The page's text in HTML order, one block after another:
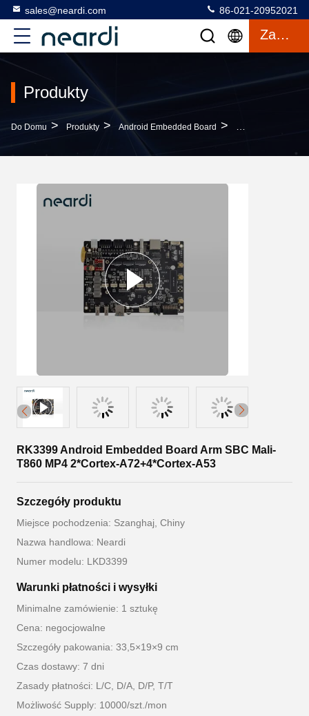
sales@neardi.com 86-021-20952021
Zacytować
Produkty
Do Domu > Produkty > Android Embedded Board > RK3399 Android
RK3399 Android Embedded Board Arm SBC Mali-
T860 MP4 2*Cortex-A72+4*Cortex-A53
Szczegóły produktu
Miejsce pochodzenia: Szanghaj, Chiny
Nazwa handlowa: Neardi
Numer modelu: LKD3399
Warunki płatności i wysyłki
Minimalne zamówienie: 1 sztukę
Cena: negocjowalne
Szczegóły pakowania: 33,5×19×9 cm
Czas dostawy: 7 dni
Zasady płatności: L/C, D/A, D/P, T/T
Możliwość Supply: 10000/szt./mon